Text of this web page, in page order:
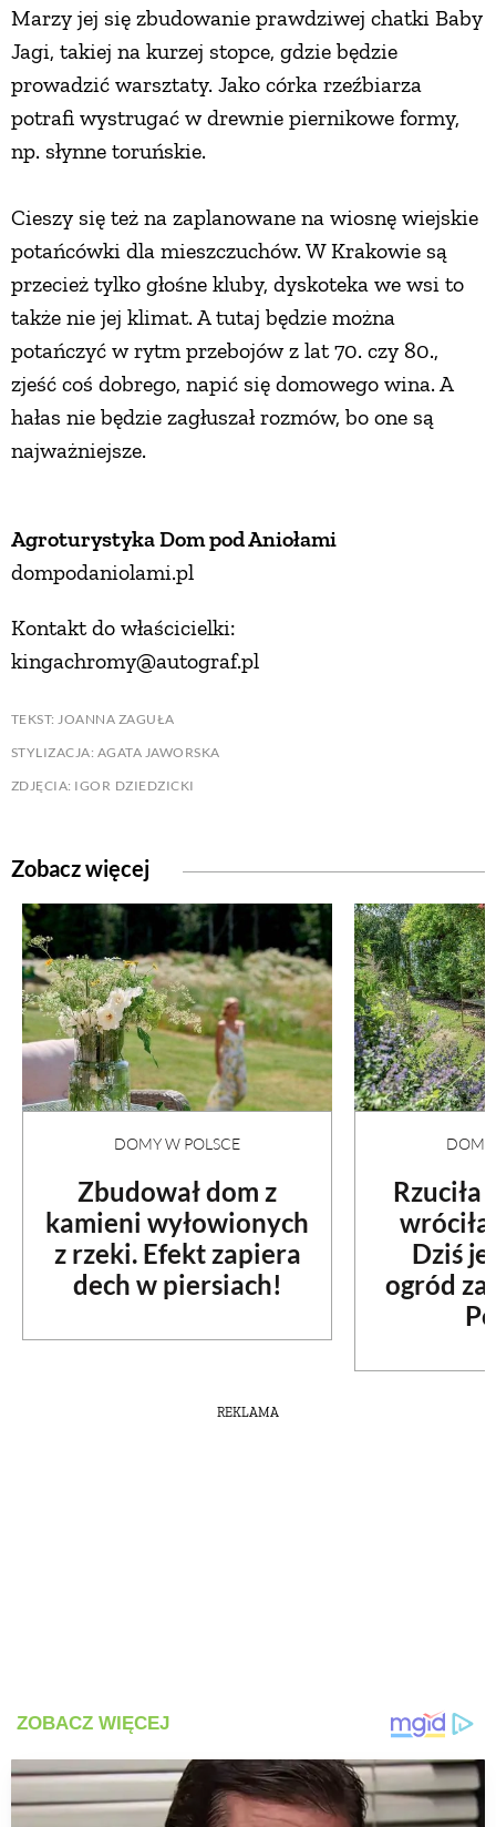
Marzy jej się zbudowanie prawdziwej chatki Baby
Jagi, takiej na kurzej stopce, gdzie będzie
prowadzić warsztaty. Jako córka rzeźbiarza
potrafi wystrugać w drewnie piernikowe formy,
np. słynne toruńskie.
Cieszy się też na zaplanowane na wiosnę wiejskie
potańcówki dla mieszczuchów. W Krakowie są
przecież tylko głośne kluby, dyskoteka we wsi to
także nie jej klimat. A tutaj będzie można
potańczyć w rytm przebojów z lat 70. czy 80.,
zjeść coś dobrego, napić się domowego wina. A
hałas nie będzie zagłuszał rozmów, bo one są
najważniejsze.
Agroturystyka Dom pod Aniołami
dompodaniolami.pl
Kontakt do właścicielki:
kingachromy@autograf.pl
TEKST: JOANNA ZAGUŁA
STYLIZACJA: AGATA JAWORSKA
ZDJĘCIA: IGOR DZIEDZICKI
Zobacz więcej
DOMY W POLSCE
Zbudował dom z
kamieni wyłowionych
z rzeki. Efekt zapiera
dech w piersiach!
DOMY
Rzuciła
Dziś
ogród
REKLAMA